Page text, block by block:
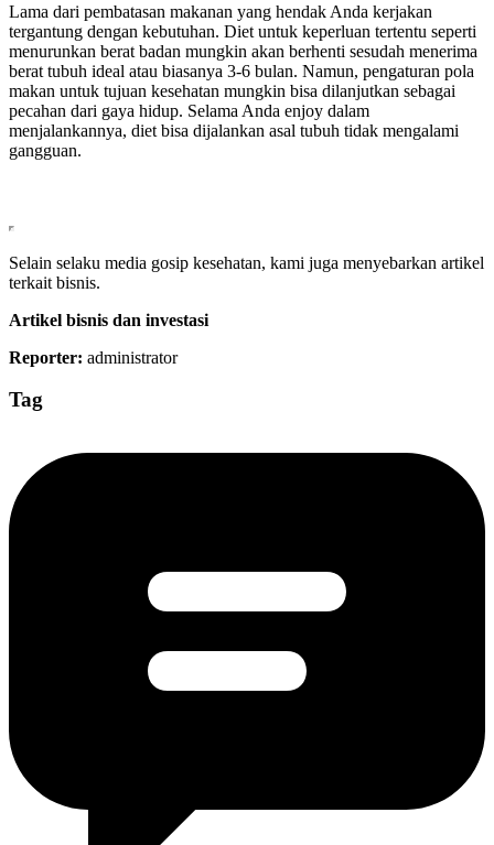
Lama dari pembatasan makanan yang hendak Anda kerjakan
tergantung dengan kebutuhan. Diet untuk keperluan tertentu seperti
menurunkan berat badan mungkin akan berhenti sesudah menerima
berat tubuh ideal atau biasanya 3-6 bulan. Namun, pengaturan pola
makan untuk tujuan kesehatan mungkin bisa dilanjutkan sebagai
pecahan dari gaya hidup. Selama Anda enjoy dalam
menjalankannya, diet bisa dijalankan asal tubuh tidak mengalami
gangguan.
Selain selaku media gosip kesehatan, kami juga menyebarkan artikel
terkait bisnis.
Artikel bisnis dan investasi
Reporter: administrator
Tag